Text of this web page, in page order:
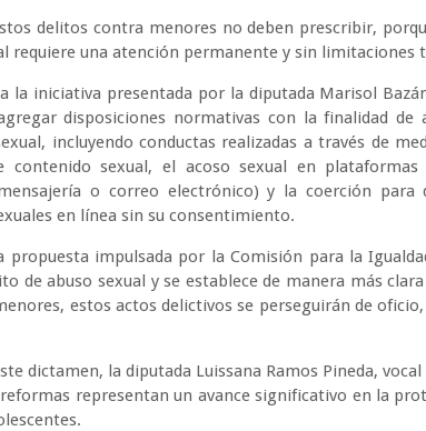
delitos contra menores no deben prescribir,
requiere una atención permanente y sin limitaciones
la iniciativa presentada por la diputada Marisol
disposiciones normativas con la finalidad
incluyendo conductas realizadas a través de
contenido sexual, el acoso sexual en plataformas
o correo electrónico) y la coerción para
en línea sin su consentimiento.
propuesta impulsada por la Comisión para la
de abuso sexual y se establece de manera más
estos actos delictivos se perseguirán de
dictamen, la diputada Luissana Ramos Pineda, vocal
representan un avance significativo en la